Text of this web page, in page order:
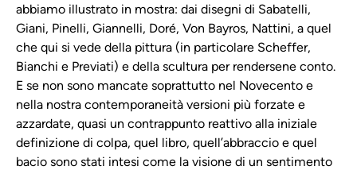
abbiamo illustrato in mostra: dai disegni di Sabatelli,
Giani, Pinelli, Giannelli, Doré, Von Bayros, Nattini, a quel
che qui si vede della pittura (in particolare Scheffer,
Bianchi e Previati) e della scultura per rendersene conto.
E se non sono mancate soprattutto nel Novecento e
nella nostra contemporaneità versioni più forzate e
azzardate, quasi un contrappunto reattivo alla iniziale
definizione di colpa, quel libro, quell’abbraccio e quel
bacio sono stati intesi come la visione di un sentimento